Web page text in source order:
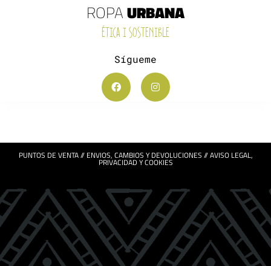
ROPAURBANA
ÉTICA I SOSTENIBLE
Sígueme
PUNTOS DE VENTA // ENVIOS, CAMBIOS Y DEVOLUCIONES //AVISO LEGAL,
PRIVACIDAD Y COOKIES